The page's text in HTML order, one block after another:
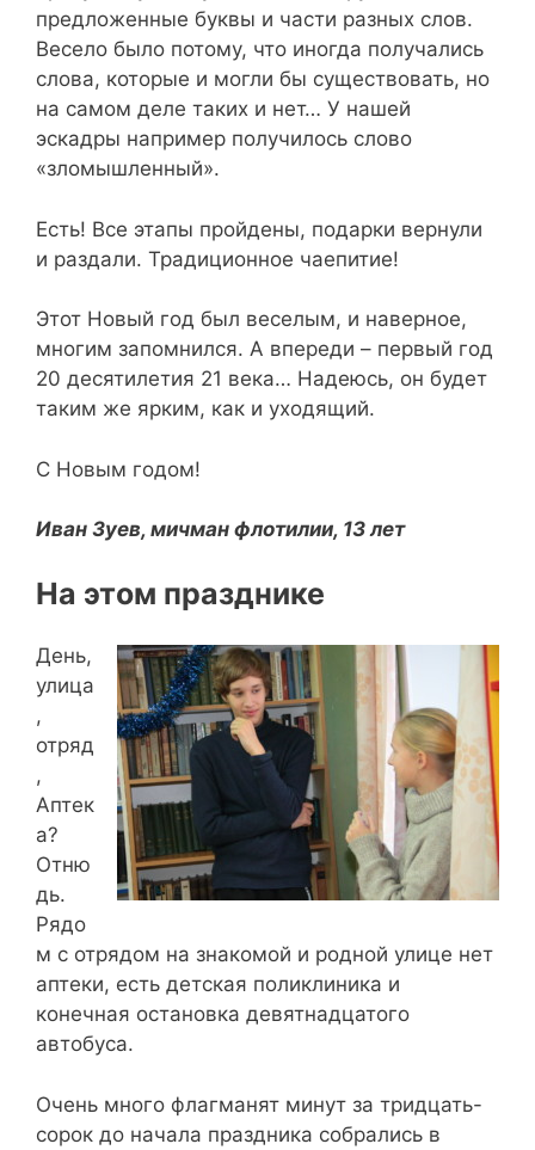
предложенные буквы и части разных слов.
Весело было потому, что иногда получались
слова, которые и могли бы существовать, но
на самом деле таких и нет… У нашей
эскадры например получилось слово
«зломышленный».
Есть! Все этапы пройдены, подарки вернули
и раздали. Традиционное чаепитие!
Этот Новый год был веселым, и наверное,
многим запомнился. А впереди – первый год
20 десятилетия 21 века… Надеюсь, он будет
таким же ярким, как и уходящий.
С Новым годом!
Иван Зуев, мичман флотилии, 13 лет
На этом празднике
День,
улица
,
отряд
,
Аптек
а?
Отню
дь.
Рядо
м с отрядом на знакомой и родной улице нет
аптеки, есть детская поликлиника и
конечная остановка девятнадцатого
автобуса.
Очень много флагманят минут за тридцать-
сорок до начала праздника собрались в